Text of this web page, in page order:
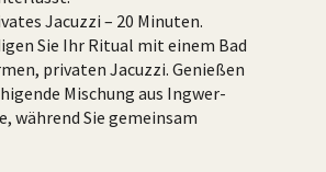
Jacuzzi – 20 Minuten.
Sie Ihr Ritual mit einem Bad
privaten Jacuzzi. Genießen
Mischung aus Ingwer-
während Sie gemeinsam